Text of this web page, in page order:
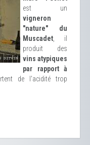
est un
vigneron
"nature" du
Muscadet , il
produit des
vins atypiques
par rapport à
de l'acidité trop